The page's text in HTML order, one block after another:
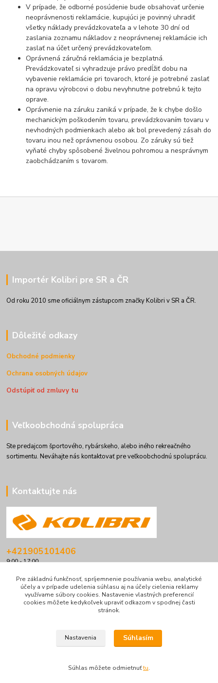
V prípade, že odborné posúdenie bude obsahovať určenie
neoprávnenosti reklamácie, kupujúci je povinný uhradiť
všetky náklady prevádzkovateľa a v lehote 30 dní od
zaslania zoznamu nákladov z neoprávnenej reklamácie ich
zaslať na účet určený prevádzkovateľom.
Oprávnená záručná reklamácia je bezplatná.
Prevádzkovateľ si vyhradzuje právo predĺžiť dobu na
vybavenie reklamácie pri tovaroch, ktoré je potrebné zaslať
na opravu výrobcovi o dobu nevyhnutne potrebnú k tejto
oprave.
Oprávnenie na záruku zaniká v prípade, že k chybe došlo
mechanickým poškodením tovaru, prevádzkovaním tovaru v
nevhodných podmienkach alebo ak bol prevedený zásah do
tovaru inou než oprávnenou osobou. Zo záruky sú tiež
vyňaté chyby spôsobené živelnou pohromou a nesprávnym
zaobchádzaním s tovarom.
Importér Kolibri pre SR a ČR
Od roku 2010 sme oficiálnym zástupcom značky Kolibri v SR a ČR.
Dôležité odkazy
Obchodné podmienky
Ochrana osobných údajov
Odstúpiť od zmluvy tu
Veľkoobchodná spolupráca
Ste predajcom športového, rybárskeho, alebo iného rekreačného
sortimentu. Neváhajte nás kontaktovať pre veľkoobchodnú spoluprácu.
Kontaktujte nás
+421905101406
9:00 - 17:00
info@kolibriboats.sk
© Všetky práva vyhradené prekolibriboats.sk|Obchodné podmienky
Pre základnú funkčnosť, spríjemnenie používania webu, analytické
účely a v prípade udelenia súhlasu aj na účely cielenia reklamy
využívame súbory cookies. Nastavenie vlastných preferencií
cookies môžete kedykoľvek upraviť odkazom v spodnej časti
stránok.
Nastavenia Súhlasím
Súhlas môžete odmietnuťtu.